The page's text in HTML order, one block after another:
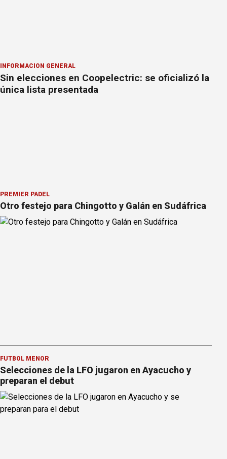
INFORMACION GENERAL
Sin elecciones en Coopelectric: se oficializó la
única lista presentada
PREMIER PÁDEL
Otro festejo para Chingotto y Galán en Sudáfrica
FÚTBOL MENOR
Selecciones de la LFO jugaron en Ayacucho y
preparan el debut